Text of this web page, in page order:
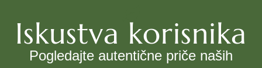
Iskustva korisnika
Pogledajte autentične priče naših